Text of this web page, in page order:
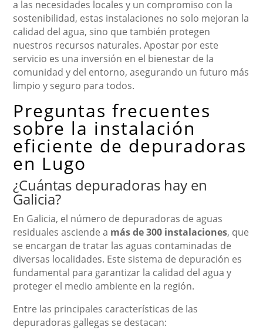
a las necesidades locales y un compromiso con la
sostenibilidad, estas instalaciones no solo mejoran la
calidad del agua, sino que también protegen
nuestros recursos naturales. Apostar por este
servicio es una inversión en el bienestar de la
comunidad y del entorno, asegurando un futuro más
limpio y seguro para todos.
Preguntas frecuentes
sobre la instalación
eficiente de depuradoras
en Lugo
¿Cuántas depuradoras hay en
Galicia?
En Galicia, el número de depuradoras de aguas
residuales asciende a más de 300 instalaciones, que
se encargan de tratar las aguas contaminadas de
diversas localidades. Este sistema de depuración es
fundamental para garantizar la calidad del agua y
proteger el medio ambiente en la región.
Entre las principales características de las
depuradoras gallegas se destacan: